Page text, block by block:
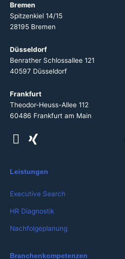
Bremen
Spitzenkiel 14/15
28195 Bremen
Düsseldorf
Benrather Schlossallee 121
40597 Düsseldorf
Frankfurt
Theodor-Heuss-Allee 112
60486 Frankfurt am Main
Leistungen
Executive Search
HR Diagnostik
Nachfolgeplanung
Branchenkompetenzen